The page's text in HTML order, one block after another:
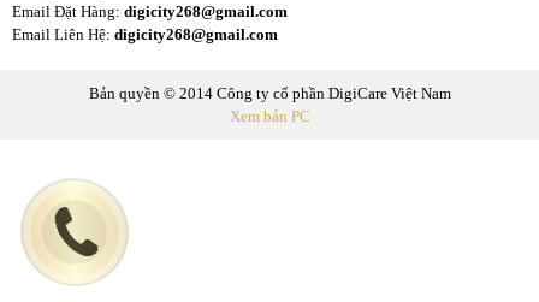
Email Đặt Hàng: digicity268@gmail.com
Email Liên Hệ: digicity268@gmail.com
Bản quyền © 2014 Công ty cổ phần DigiCare Việt Nam
Xem bản PC